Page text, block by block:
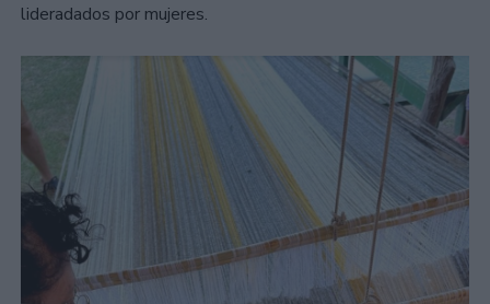
lideradados por mujeres.